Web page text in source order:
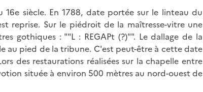
siècle. En 1788, date portée sur le linteau du
reprise. Sur le piédroit de la maîtresse-vitre une
gothiques : ""L : REGAPt (?)"". Le dallage de la
au pied de la tribune. C'est peut-être à cette date
des restaurations réalisées sur la chapelle entre
située à environ 500 mètres au nord-ouest de